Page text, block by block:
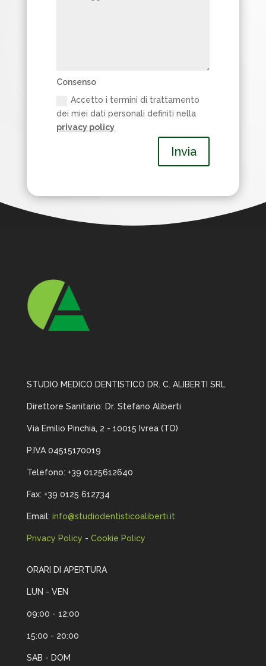
Consenso
Accetto i termini di trattamento
dei miei dati personali definiti nella
privacy policy
Invia
STUDIO MEDICO DENTISTICO DR. C. ALIBERTI SRL
Direttore Sanitario: Dr. Stefano Aliberti
Via Emilio Pinchia, 2 - 10015 Ivrea (TO)
P.IVA 04515170019
Telefono: +39 0125612640
Fax: +39 0125 612734
Email: info@studiodentisticoaliberti.it
Privacy Policy - Cookie Policy
ORARI DI APERTURA
LUN - VEN
09:00 - 12:00
15:00 - 20:00
SAB - DOM